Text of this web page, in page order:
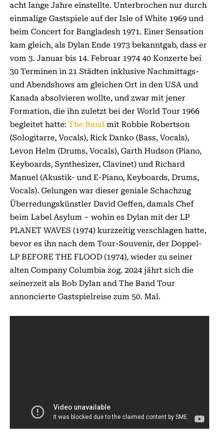
acht lange Jahre einstellte. Unterbrochen nur durch
einmalige Gastspiele auf der Isle of White 1969 und
beim Concert for Bangladesh 1971. Einer Sensation
kam gleich, als Dylan Ende 1973 bekanntgab, dass er
vom 3. Januar bis 14. Februar 1974 40 Konzerte bei
30 Terminen in 21 Städten inklusive Nachmittags-
und Abendshows am gleichen Ort in den USA und
Kanada absolvieren wollte, und zwar mit jener
Formation, die ihn zuletzt bei der World Tour 1966
begleitet hatte: The Band mit Robbie Robertson
(Sologitarre, Vocals), Rick Danko (Bass, Vocals),
Levon Helm (Drums, Vocals), Garth Hudson (Piano,
Keyboards, Synthesizer, Clavinet) und Richard
Manuel (Akustik- und E-Piano, Keyboards, Drums,
Vocals). Gelungen war dieser geniale Schachzug
Überredungskünstler David Geffen, damals Chef
beim Label Asylum – wohin es Dylan mit der LP
PLANET WAVES (1974) kurzzeitig verschlagen hatte,
bevor es ihn nach dem Tour-Souvenir, der Doppel-
LP BEFORE THE FLOOD (1974), wieder zu seiner
alten Company Columbia zog. 2024 jährt sich die
seinerzeit als Bob Dylan and The Band Tour
annoncierte Gastspielreise zum 50. Mal.